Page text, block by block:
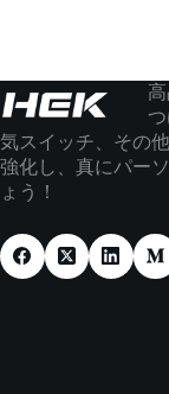
気スイッチ、その
強化し、真にパー
ょう！